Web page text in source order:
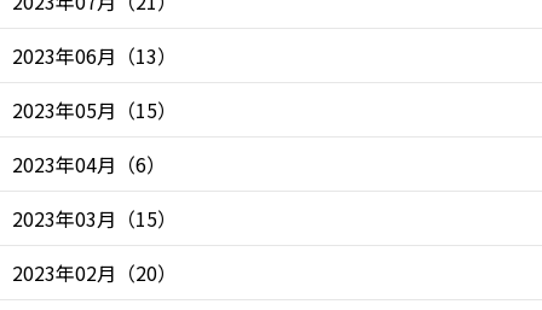
2023年06月 （13）
2023年05月 （15）
2023年04月 （6）
2023年03月 （15）
2023年02月 （20）